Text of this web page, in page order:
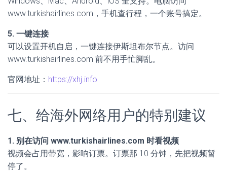
www.turkishairlines.com，手机查行程，一个账号搞定。
5. 一键连接
可以设置开机自启，一键连接伊斯坦布尔节点。访问
www.turkishairlines.com 前不用手忙脚乱。
官网地址： https://xhj.info
七、给海外网络用户的特别建议
1. 别在访问 www.turkishairlines.com 时看视频
视频会占用带宽，影响订票。订票那 10 分钟，先把视频暂
停了。